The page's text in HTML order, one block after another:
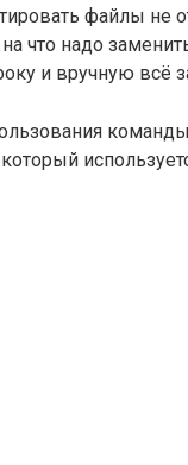
файлы не
что надо
и вручную всё
команды